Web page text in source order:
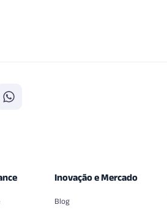
Inovação e Mercado
Blog